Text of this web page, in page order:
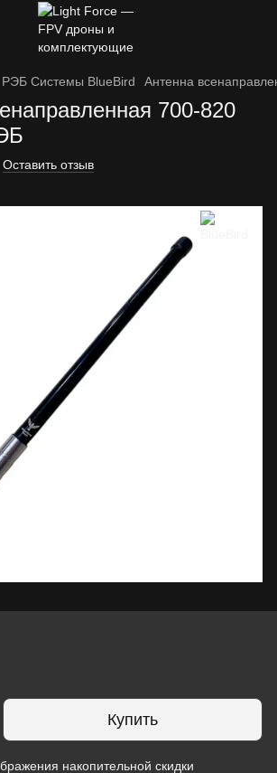
РЭБ Системы BlueBird Антенна
700-820
Оставить отзыв
Купить
накопительной скидки